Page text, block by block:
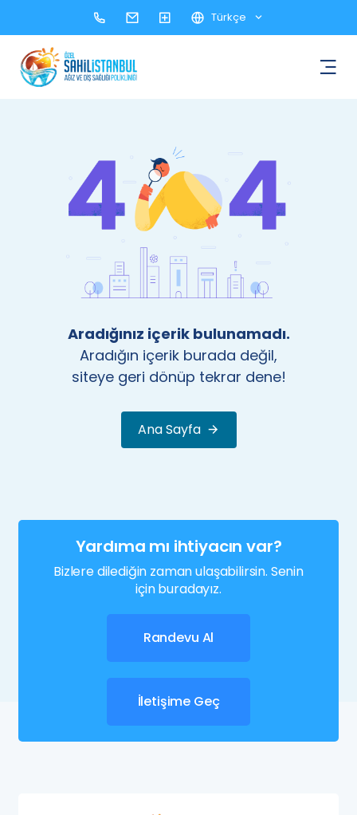
Türkçe
Aradığınız içerik bulunamadı.
Aradığın içerik burada değil,
siteye geri dönüp tekrar dene!
Ana Sayfa
Yardıma mı ihtiyacın var?
Bizlere dilediğin zaman ulaşabilirsin. Senin
için buradayız.
Randevu Al
İletişime Geç